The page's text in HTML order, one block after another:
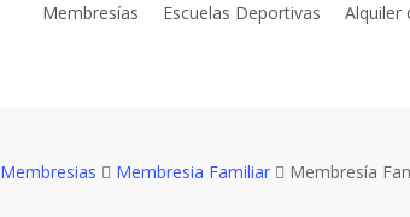
Membresías Escuelas Deportivas Alquiler
Membresias Membresia Familiar Membresía